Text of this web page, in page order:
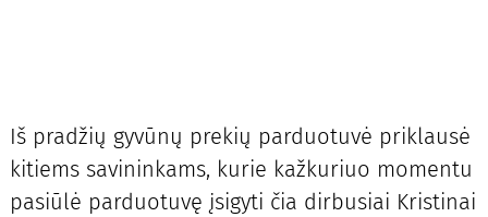
Iš pradžių gyvūnų prekių parduotuvė priklausė
kitiems savininkams, kurie kažkuriuo momentu
pasiūlė parduotuvę įsigyti čia dirbusiai Kristinai